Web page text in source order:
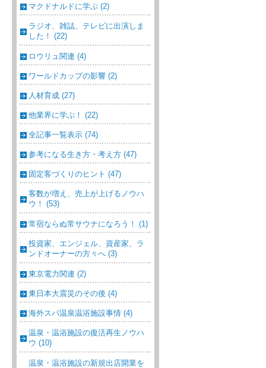
マクドナルドに学ぶ (2)
ラジオ、雑誌、テレビに出演しま
した！ (22)
ロウリュ関連 (4)
ワールドカップの影響 (2)
人材育成 (27)
他業界に学ぶ！ (22)
全記事一覧表示 (74)
参考になる生き方・考え方 (47)
固定客づくりのヒント (47)
客数が増え、売上が上げるノウハ
ウ！ (53)
常宿ならぬ常サウナになろう！ (1)
投資家、エンジェル、資産家、ラ
ンドオーナーの方々へ (3)
東京電力関連 (2)
東日本大震災のその後 (4)
海外スパ温泉温浴施設事情 (4)
温泉・温浴施設の復活再生ノウハ
ウ (10)
温泉・温浴施設の新規出店開業を